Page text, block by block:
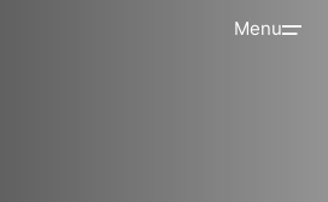
Menu